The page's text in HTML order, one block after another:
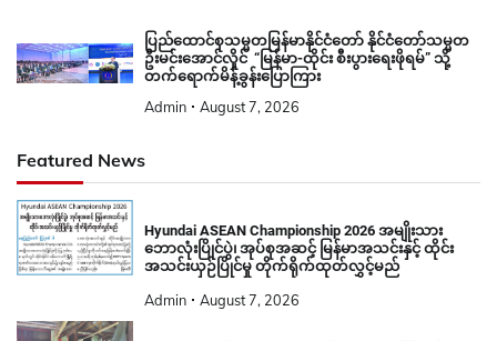
ပြည်ထောင်စုသမ္မတမြန်မာနိုင်ငံတော် နိုင်ငံတော်သမ္မတ
ဦးမင်းအောင်လှိုင် “မြန်မာ-ထိုင်း စီးပွားရေးဖိုရမ်” သို့
တက်ရောက်မိန့်ခွန်းပြောကြား
Admin August 7, 2026
Featured News
Hyundai ASEAN Championship 2026 အမျိုးသား
ဘောလုံးပြိုင်ပွဲ၊ အုပ်စုအဆင့် မြန်မာအသင်းနှင့် ထိုင်း
အသင်းယှဉ်ပြိုင်မှု တိုက်ရိုက်ထုတ်လွှင့်မည်
Admin August 7, 2026